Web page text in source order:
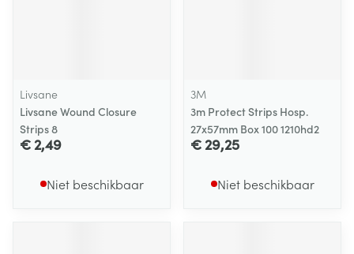
Livsane
Livsane Wound Closure
Strips 8
€ 2,49
Niet beschikbaar
3M
3m Protect Strips Hosp.
27x57mm Box 100 1210hd2
€ 29,25
Niet beschikbaar